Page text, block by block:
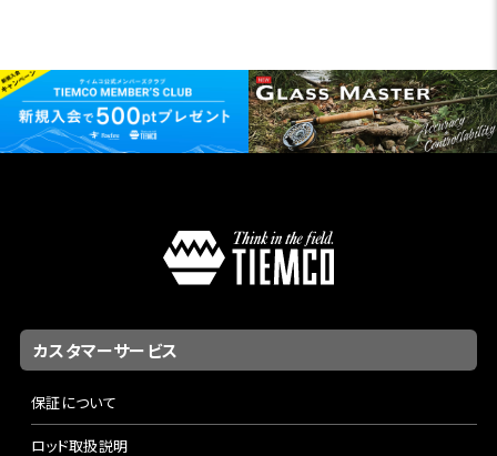
カスタマーサービス
保証について
ロッド取扱説明